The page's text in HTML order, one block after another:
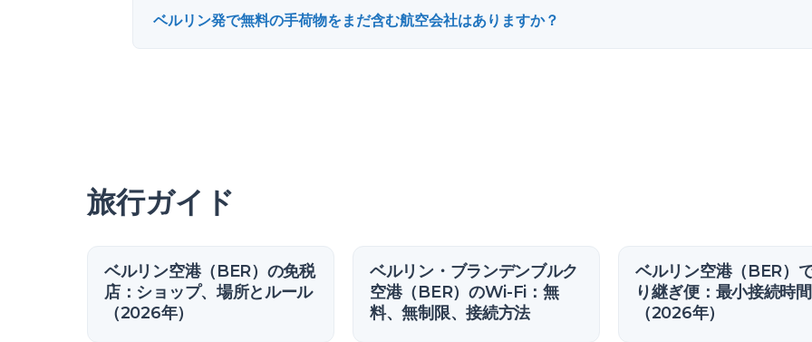
ベルリン発で無料の手荷物をまだ含む航空会社はありますか？
旅行ガイド
ベルリン空港（BER）の免税
店：ショップ、場所とルール
（2026年）
ベルリン・ブランデンブルク
空港（BER）のWi-Fi：無
料、無制限、接続方法
ベルリン空港（BER）
り継ぎ便：最小接続時間
（2026年）